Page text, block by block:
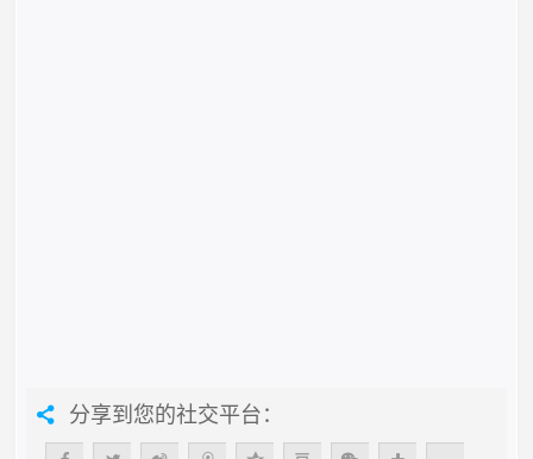
分享到您的社交平台：